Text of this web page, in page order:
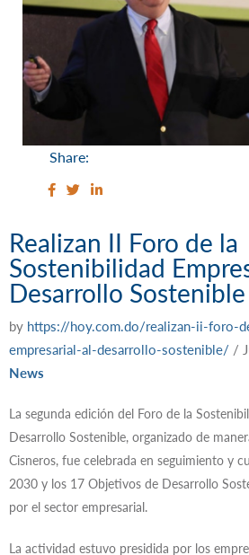
Share:
Realizan II Foro de la
Sostenibilidad
Desarrollo Sostenible
by https://hoy.com.do/realizan-ii-foro-
empresarial-al-desarrollo-sostenible/ /
News
La segunda edición del Foro de la
Desarrollo Sostenible, organizado de
Cisneros, fue celebrada en seguimiento y
2030 y los 17 Objetivos de Desarrollo
por el sector empresarial.
La actividad estuvo presidida por los